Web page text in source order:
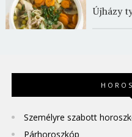
Újházy
Személyre szabott
Párhoroszkóp